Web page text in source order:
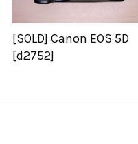
[SOLD] Canon EOS 5D
[d2752]